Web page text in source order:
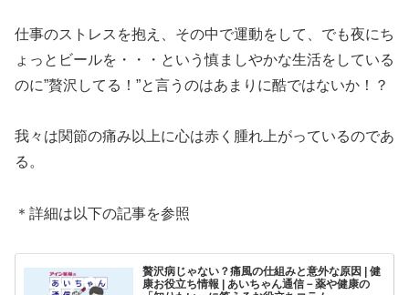
仕事のストレスを抱え、その中で運動をして、でも夜にち
ょっとビールを・・・という慎ましやかな生活をしている
のに”贅沢してる！”と言うのはあまりに酷ではないか！？
我々は関節の痛み以上に心は赤く腫れ上がっているのであ
る。
＊詳細は以下の記事を参照
贅沢病じゃない？痛風の仕組みと意外な原因 | 健
康お役立ち情報 | あいちゃん通信－薬や健康の